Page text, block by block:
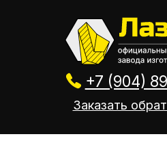
+7 (904) 895-23-34
Заказать обратный звонок
+7 (904) 895-23-34
Заказать обратный звонок